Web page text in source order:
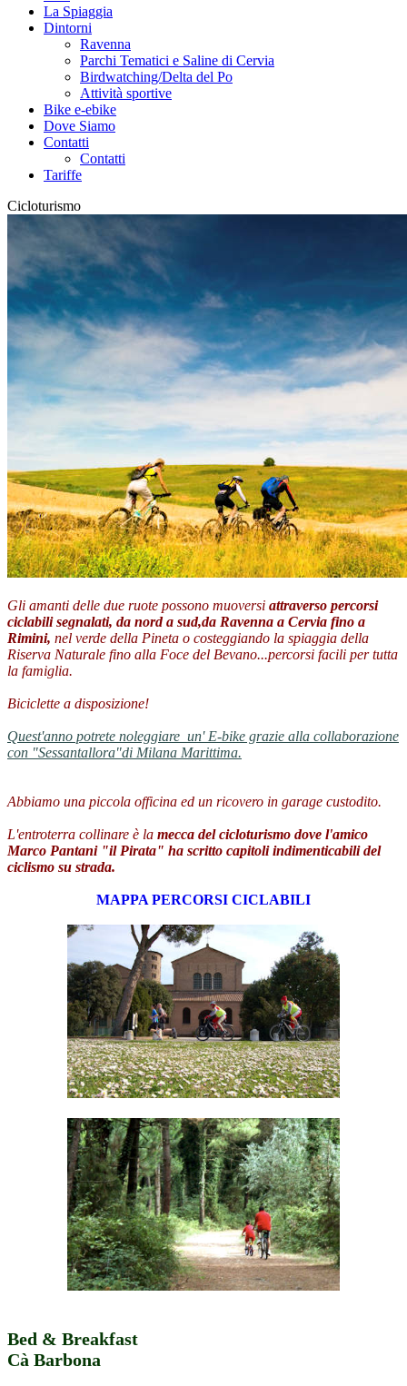
La Spiaggia
Dintorni
Ravenna
Parchi Tematici e Saline di Cervia
Birdwatching/Delta del Po
Attività sportive
Bike e-ebike
Dove Siamo
Contatti
Contatti
Tariffe
Cicloturismo
Gli amanti delle due ruote possono muoversi attraverso percorsi
ciclabili segnalati, da nord a sud,da Ravenna a Cervia fino a
Rimini, nel verde della Pineta o costeggiando la spiaggia della
Riserva Naturale fino alla Foce del Bevano...percorsi facili per tutta
la famiglia.
Biciclette a disposizione!
Quest'anno potrete noleggiare un' E-bike grazie alla collaborazione
con "Sessantallora"di Milana Marittima.
Abbiamo una piccola officina ed un ricovero in garage custodito.
L'entroterra collinare è la mecca del cicloturismo dove l'amico
Marco Pantani "il Pirata" ha scritto capitoli indimenticabili del
ciclismo su strada.
MAPPA PERCORSI CICLABILI
Bed & Breakfast
Cà Barbona